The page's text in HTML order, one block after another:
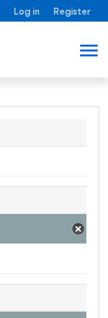
Log in Register